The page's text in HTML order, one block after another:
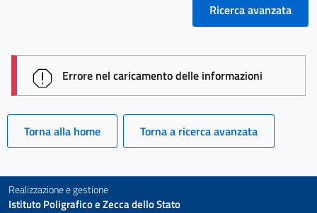
Ricerca avanzata
session id: rNdYeWg-
Errore nel caricamento delle informazioni
Torna alla home Torna a ricerca avanzata
Realizzazione e gestione
Istituto Poligrafico e Zecca dello Stato